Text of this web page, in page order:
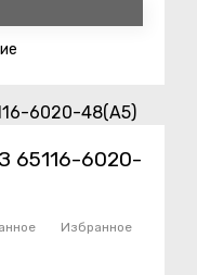
65116-6020-
Избранное